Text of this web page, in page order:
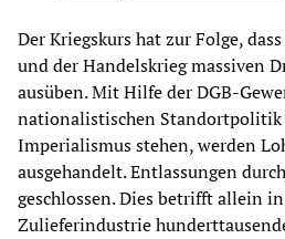
Der Kriegskurs hat zur Folge,
und der Handelskrieg massiven
ausüben. Mit Hilfe der DGB-
nationalistischen Standortpolitik
Imperialismus stehen, werden
ausgehandelt. Entlassungen
geschlossen. Dies betrifft allein
Zulieferindustrie